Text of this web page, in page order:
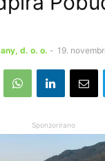
d. o. o. - 19.
Sponzorirano